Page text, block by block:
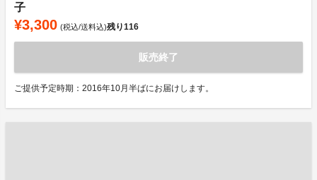
子
¥3,300 (税込/送料込)残り116
販売終了
ご提供予定時期：2016年10月半ばにお届けします。